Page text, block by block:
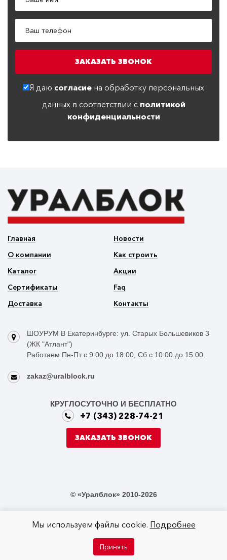
Я даю согласие на обработку персональных
данных в соответствии с политикой
конфиденциальности
Главная
О компании
Каталог
Сертификаты
Доставка
Новости
Как строить
Акции
Faq
Контакты
ШОУРУМ В Екатеринбурге: ул. Старых Большевиков 3
(ЖК "Атлант")
Работаем Пн-Пт с 9:00 до 18:00, Сб с 10:00 до 15:00.
zakaz@uralblock.ru
КРУГЛОСУТОЧНО И БЕСПЛАТНО
+7 (343) 228-74-21
ЗАКАЗАТЬ ЗВОНОК
© «Уралблок» 2010-2026
Не является публичной офертой в соответствии со статьей 437 ГК РФ
Мы используем файлы cookie. Подробнее
Принять